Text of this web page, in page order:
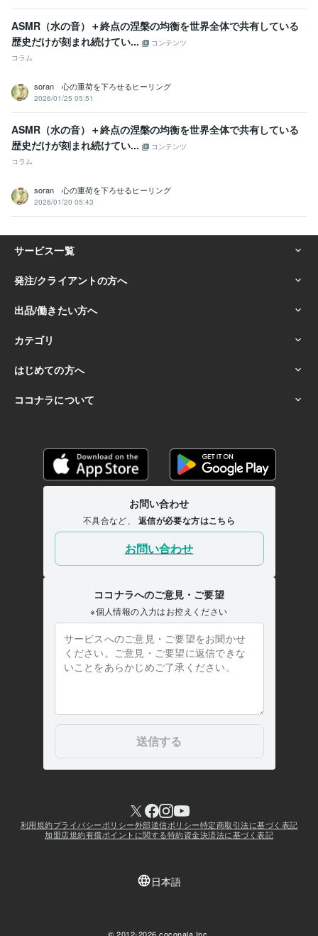
ASMR（水の音）＋終点の涅槃の均衡を世界全体で共有している​​
歴史だけが刻まれ続けてい...
コンテンツ
コラム
soran 心の重荷を下ろせるヒーリング
2026/01/25 05:51
ASMR（水の音）＋終点の涅槃の均衡を世界全体で共有している​​
歴史だけが刻まれ続けてい...
コンテンツ
コラム
soran 心の重荷を下ろせるヒーリング
2026/01/20 05:43